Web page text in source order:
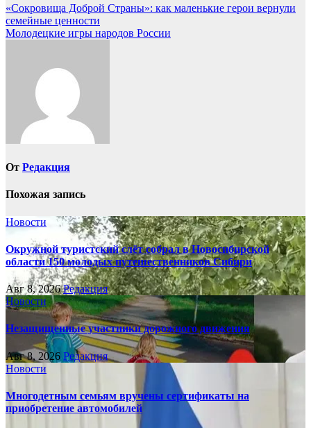
Навигация
по
«Сокровища Доброй Страны»: как маленькие герои вернули
семейные ценности
Молодецкие игры народов России
От Редакция
Похожая запись
Новости
Окружной туристский слёт собрал в Новосибирской
области 150 молодых путешественников Сибири
Авг 8, 2026Редакция
Новости
Незащищенные участники дорожного движения
Авг 8, 2026 Редакция
Новости
Многодетным семьям вручены сертификаты на
приобретение автомобилей